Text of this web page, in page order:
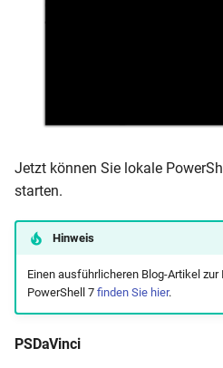
Jetzt können Sie lokale
starten.
Hinweis
Einen ausführlicheren Blog-Artikel
PowerShell 7 finden Sie hier.
PSDaVinci